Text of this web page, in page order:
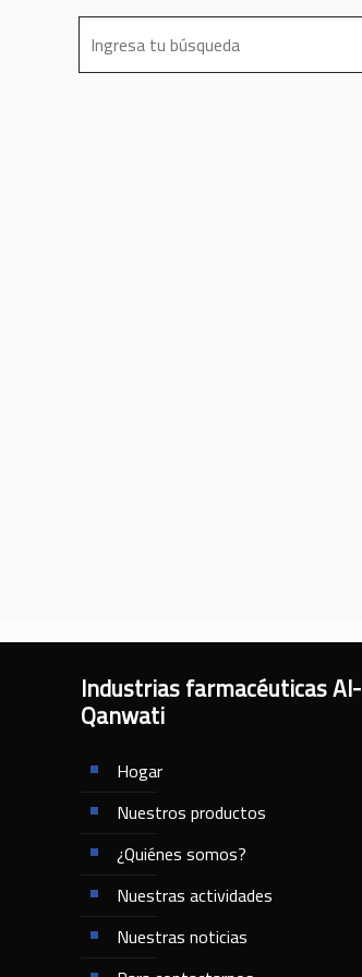
Industrias farmacéuticas Al-
Qanwati
Hogar
Nuestros productos
¿Quiénes somos?
Nuestras actividades
Nuestras noticias